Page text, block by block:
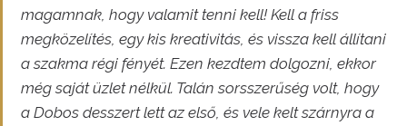
magamnak, hogy valamit tenni kell! Kell a friss
megközelítés, egy kis kreativitás, és vissza kell állítani
a szakma régi fényét. Ezen kezdtem dolgozni, ekkor
még saját üzlet nélkül. Talán sorsszerűség volt, hogy
a Dobos desszert lett az első, és vele kelt szárnyra a